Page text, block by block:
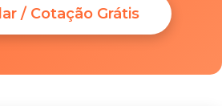
/ Cotação Grátis